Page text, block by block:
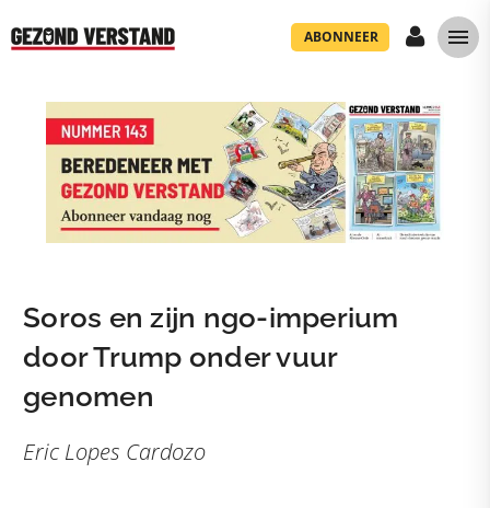
ABONNEER
Soros en zijn ngo-imperium
door Trump onder vuur
genomen
Eric Lopes Cardozo